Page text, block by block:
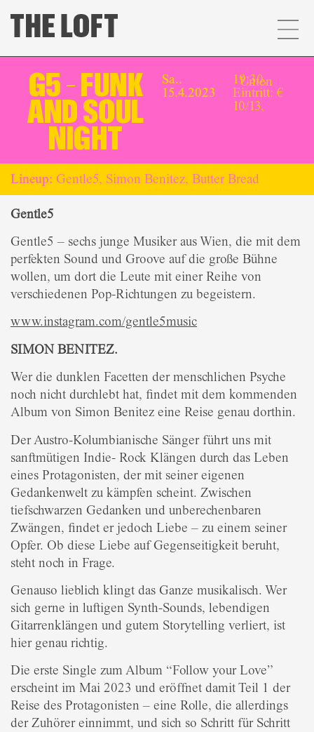
G5 – FUNK
AND SOUL
NIGHT
Sa..
15.4.2023
19:30,
Eintritt: €
10/13,
Unten
Lineup: Gentle5, Simon Benitez, Butter Bread
Gentle5
Gentle5 – sechs junge Musiker aus Wien, die mit dem
perfekten Sound und Groove auf die große Bühne
wollen, um dort die Leute mit einer Reihe von
verschiedenen Pop-Richtungen zu begeistern.
www.instagram.com/gentle5music
SIMON BENITEZ.
Wer die dunklen Facetten der menschlichen Psyche
noch nicht durchlebt hat, findet mit dem kommenden
Album von Simon Benitez eine Reise genau dorthin.
Der Austro-Kolumbianische Sänger führt uns mit
sanftmütigen Indie- Rock Klängen durch das Leben
eines Protagonisten, der mit seiner eigenen
Gedankenwelt zu kämpfen scheint. Zwischen
tiefschwarzen Gedanken und unberechenbaren
Zwängen, findet er jedoch Liebe – zu einem seiner
Opfer. Ob diese Liebe auf Gegenseitigkeit beruht,
steht noch in Frage.
Genauso lieblich klingt das Ganze musikalisch. Wer
sich gerne in luftigen Synth-Sounds, lebendigen
Gitarrenklängen und gutem Storytelling verliert, ist
hier genau richtig.
Die erste Single zum Album “Follow your Love”
erscheint im Mai 2023 und eröffnet damit Teil 1 der
Reise des Protagonisten – eine Rolle, die allerdings
der Zuhörer einnimmt, und sich so Schritt für Schritt